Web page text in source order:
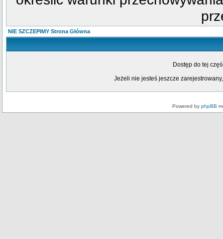
NIE SZCZEPIMY Strona Główna
Dostęp do tej
Jeżeli nie jesteś jeszcze
Powered by phpBB